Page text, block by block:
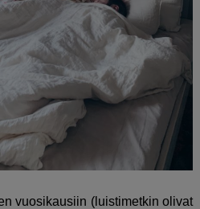
vuosikausiin (luistimetkin olivat